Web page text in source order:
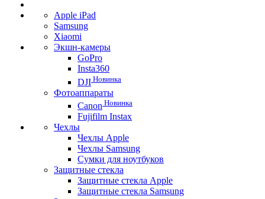
Apple iPad
Samsung
Xiaomi
Экшн-камеры
GoPro
Insta360
DJI Новинка
Фотоаппараты
Canon Новинка
Fujifilm Instax
Чехлы
Чехлы Apple
Чехлы Samsung
Сумки для ноутбуков
Защитные стекла
Защитные стекла Apple
Защитные стекла Samsung